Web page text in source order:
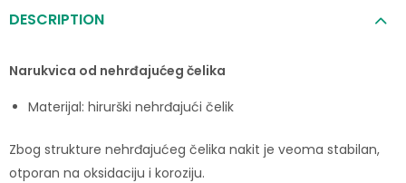
DESCRIPTION
Narukvica od nehrđajućeg čelika
Materijal: hirurški nehrđajući čelik
Zbog strukture nehrđajućeg čelika nakit je veoma stabilan,
otporan na oksidaciju i koroziju.